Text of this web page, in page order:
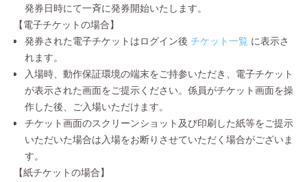
発券日時にて一斉に発券開始いたします。
【電子チケットの場合】
発券された電子チケットはログイン後 チケット一覧 に表示さ
れます。
入場時、動作保証環境の端末をご持参いただき、電子チケット
が表示された画面をご提示ください。係員がチケット画面を操
作した後、ご入場いただけます。
チケット画面のスクリーンショット及び印刷した紙等をご提示
いただいた場合は入場をお断りさせていただく場合がございま
す。
【紙チケットの場合】